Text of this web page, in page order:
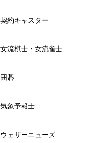
契約キャスター
女流棋士・女流雀士
囲碁
気象予報士
ウェザーニューズ